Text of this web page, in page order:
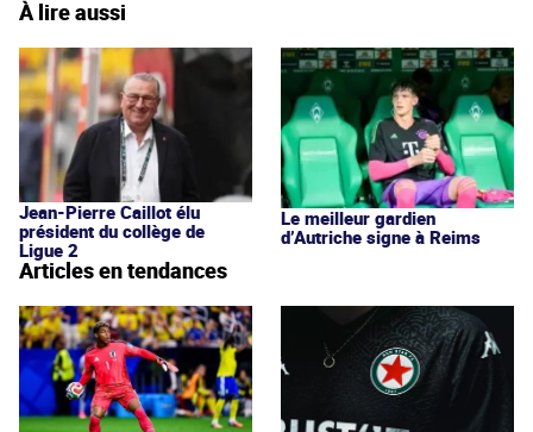
À lire aussi
Jean-Pierre Caillot élu
président du collège de
Ligue 2
Le meilleur gardien
d’Autriche signe à Reims
Articles en tendances